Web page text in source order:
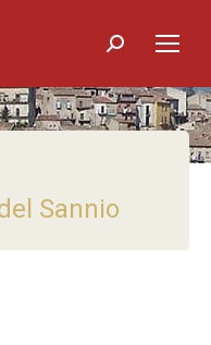
Search:
Sannio